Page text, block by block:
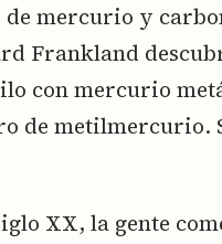
de mercurio y
Frankland
con mercurio
de metilmercurio.
XX, la gente